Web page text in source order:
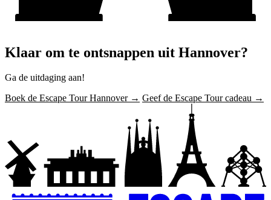
Klaar om te ontsnappen uit Hannover?
Ga de uitdaging aan!
Boek de Escape Tour Hannover → Geef de Escape Tour cadeau →